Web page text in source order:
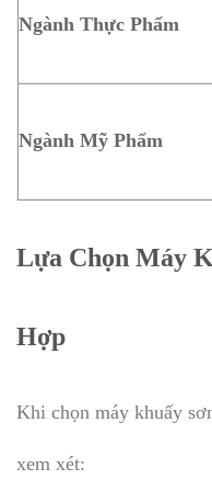
Ngành Thực Phẩm
Ngành Mỹ Phẩm
Lựa Chọn Máy
Hợp
Khi chọn máy khuấy
xem xét: